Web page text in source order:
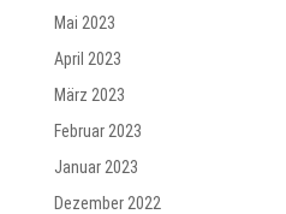
Mai 2023
April 2023
März 2023
Februar 2023
Januar 2023
Dezember 2022